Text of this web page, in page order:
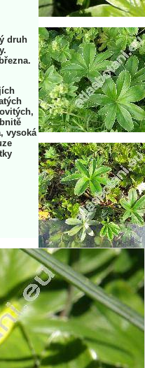
druh
vysoká